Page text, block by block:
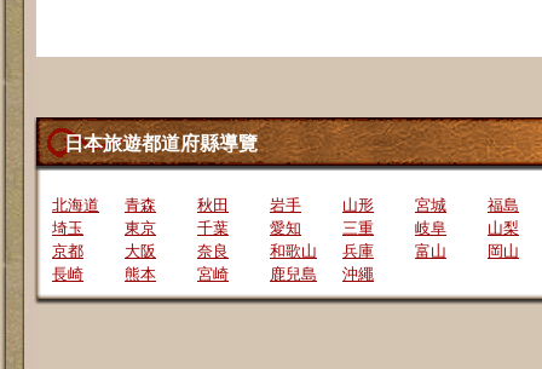
日本旅遊都道府縣導覽
北海道 青森 秋田 岩手 山形 宮城
福島
埼玉
東京 千葉 愛知 三重 岐阜
山梨
京都
大阪 奈良 和歌山 兵庫 富山
岡山
長崎
熊本 宮崎 鹿兒島 沖繩